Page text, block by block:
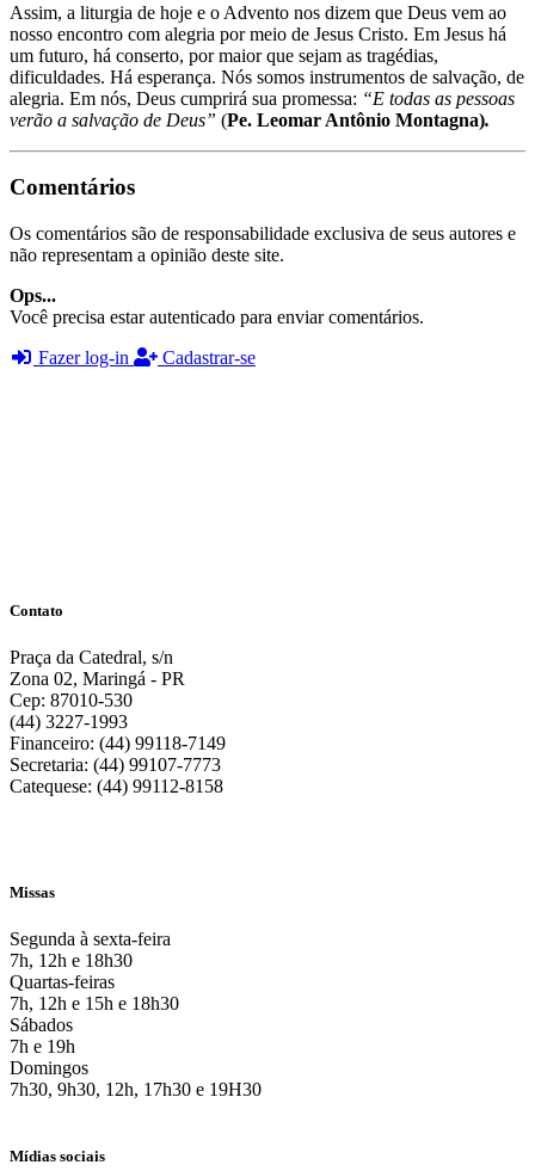
Assim, a liturgia de hoje e o Advento nos dizem que Deus vem ao
nosso encontro com alegria por meio de Jesus Cristo. Em Jesus há
um futuro, há conserto, por maior que sejam as tragédias,
dificuldades. Há esperança. Nós somos instrumentos de salvação, de
alegria. Em nós, Deus cumprirá sua promessa: “E todas as pessoas
verão a salvação de Deus” (Pe. Leomar Antônio Montagna).
Comentários
Os comentários são de responsabilidade exclusiva de seus autores e
não representam a opinião deste site.
Ops...
Você precisa estar autenticado para enviar comentários.
Fazer log-in
Cadastrar-se
Contato
Praça da Catedral, s/n
Zona 02, Maringá - PR
Cep: 87010-530
(44) 3227-1993
Financeiro: (44) 99118-7149
Secretaria: (44) 99107-7773
Catequese: (44) 99112-8158
Missas
Segunda à sexta-feira
7h, 12h e 18h30
Quartas-feiras
7h, 12h e 15h e 18h30
Sábados
7h e 19h
Domingos
7h30, 9h30, 12h, 17h30 e 19H30
Mídias sociais